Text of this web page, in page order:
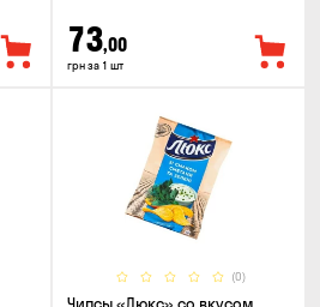
73,00
грн за 1 шт
(0)